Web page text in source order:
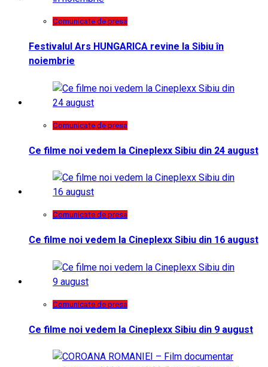
Comunicate de presa
Festivalul Ars HUNGARICA revine la Sibiu în
noiembrie
Comunicate de presa
Ce filme noi vedem la Cineplexx Sibiu din 24 august
Comunicate de presa
Ce filme noi vedem la Cineplexx Sibiu din 16 august
Comunicate de presa
Ce filme noi vedem la Cineplexx Sibiu din 9 august